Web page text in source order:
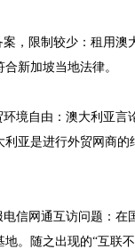
案，限制较少：租用澳
合新加坡当地法律。
环境自由：澳大利亚言
利亚是进行外贸网商
电信网通互访问题：在
地。随之出现的“互联